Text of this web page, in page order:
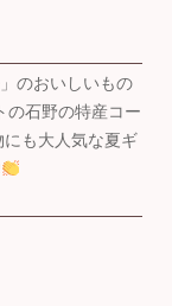
のおいしいもの
の石野の特産コー
も大人気な夏ギ